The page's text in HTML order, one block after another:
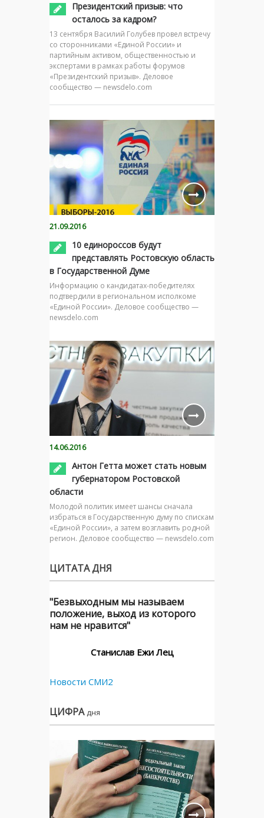
Президентский призыв: что
осталось за кадром?
13 сентября Василий Голубев провел встречу
со сторонниками «Единой России» и
партийным активом, общественностью и
экспертами в рамках работы форумов
«Президентский призыв». Деловое
сообщество — newsdelo.com
21.09.2016
10 единороссов будут
представлять Ростовскую область
в Государственной Думе
Информацию о кандидатах-победителях
подтвердили в региональном исполкоме
«Единой России». Деловое сообщество —
newsdelo.com
14.06.2016
Антон Гетта может стать новым
губернатором Ростовской
области
Молодой политик имеет шансы сначала
избраться в Государственную думу по спискам
«Единой России», а затем возглавить родной
регион. Деловое сообщество — newsdelo.com
ЦИТАТА ДНЯ
"Безвыходным мы называем
положение, выход из которого
нам не нравится"
Станислав Ежи Лец
Новости СМИ2
ЦИФРА дня